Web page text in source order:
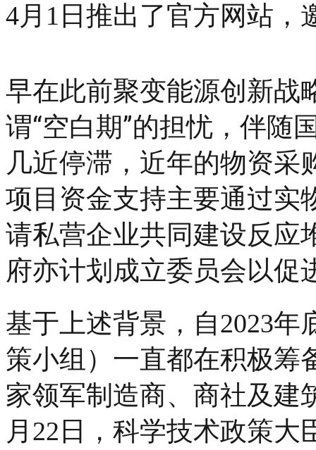
4月1日推出了官方网站，
早在此前聚变能源创新战
谓“空白期”的担忧， 伴随
几近停滞，近年的物资采
项目资金支持主要通过实
请私营企业共同建设反应
府亦计划成立委员会以促
基于上述背景，自2023
策小组）一直都在积极筹
家领军制造商、商社及建
月22日，科学技术政策大